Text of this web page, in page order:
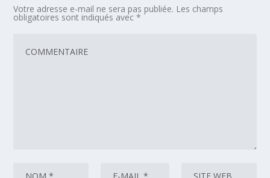
Votre adresse e-mail ne sera pas publiée. Les champs
obligatoires sont indiqués avec*